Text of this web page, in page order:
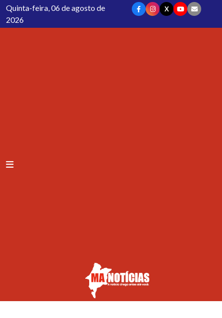
Quinta-feira, 06 de agosto de
2026
X